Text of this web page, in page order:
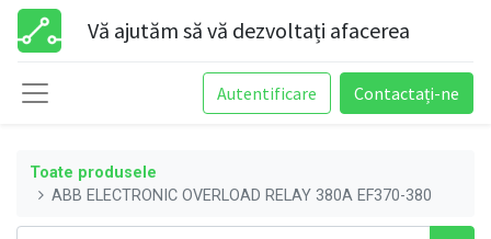
Vă ajutăm să vă dezvoltați afacerea
Autentificare Contactați-ne
Toate produsele
ABB ELECTRONIC OVERLOAD RELAY 380A EF370-380